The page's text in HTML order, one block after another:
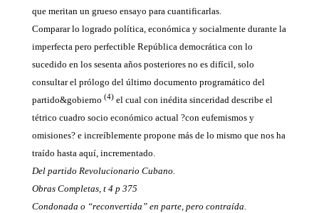
que meritan un grueso ensayo para cuantificarlas.
Comparar lo logrado política, económica y socialmente durante la
imperfecta pero perfectible República democrática con lo
sucedido en los sesenta años posteriores no es difícil, solo
consultar el prólogo del último documento programático del
partido&gobierno (4)el cual con inédita sinceridad describe el
tétrico cuadro socio económico actual ?con eufemismos y
omisiones? e increíblemente propone más de lo mismo que nos ha
traído hasta aquí, incrementado.
Del partido Revolucionario Cubano.
Obras Completas, t 4 p 375
Condonada o “reconvertida” en parte, pero contraída.